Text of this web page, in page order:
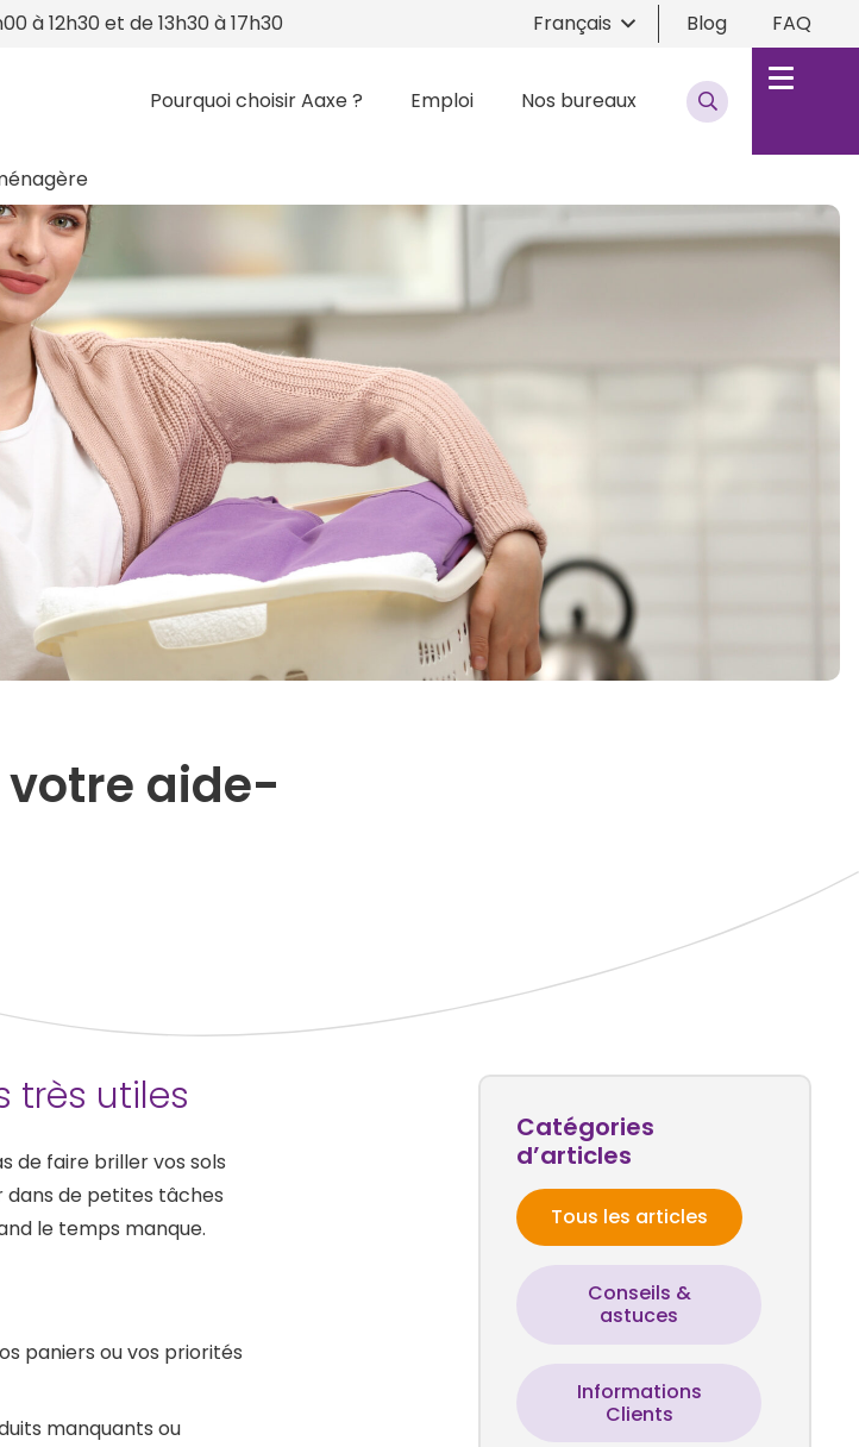
à 12h30 et de 13h30 à 17h30 Français Blog FAQ
Pourquoi choisir Aaxe ? Emploi Nos bureaux
votre aide-
très utiles
de faire briller vos sols
dans de petites tâches
le temps manque.
paniers ou vos priorités
manquants ou
Catégories
d’articles
Tous les articles
Conseils &
astuces
Informations
Clients